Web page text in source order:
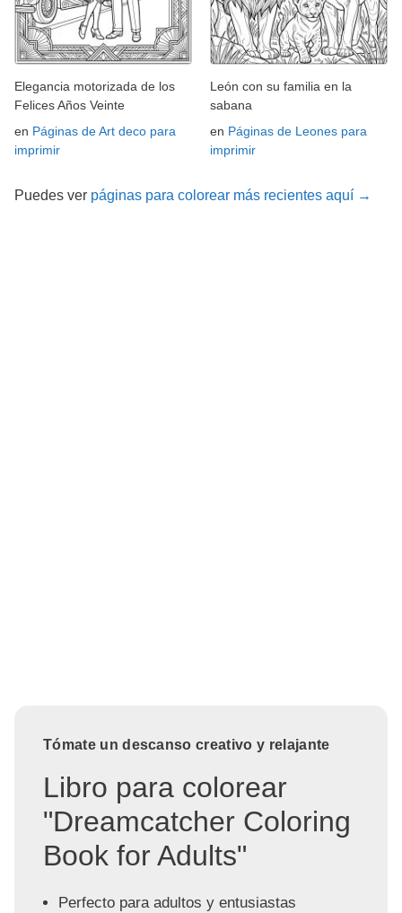
Elegancia motorizada de los
Felices Años Veinte
en Páginas de Art deco para
imprimir
León con su familia en la
sabana
en Páginas de Leones para
imprimir
Puedes ver páginas para colorear más recientes aquí →
Tómate un descanso creativo y relajante
Libro para colorear
"Dreamcatcher Coloring
Book for Adults"
Perfecto para adultos y entusiastas